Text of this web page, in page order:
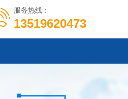
服务热线：
13519620473